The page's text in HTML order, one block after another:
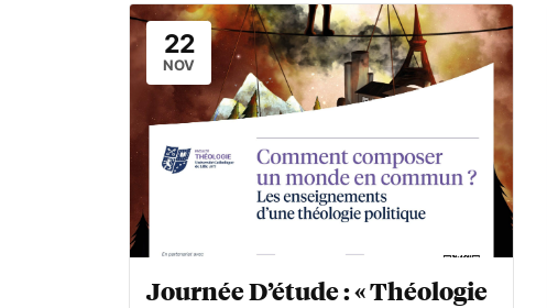
22
NOV
Journée D’étude : « Théologie